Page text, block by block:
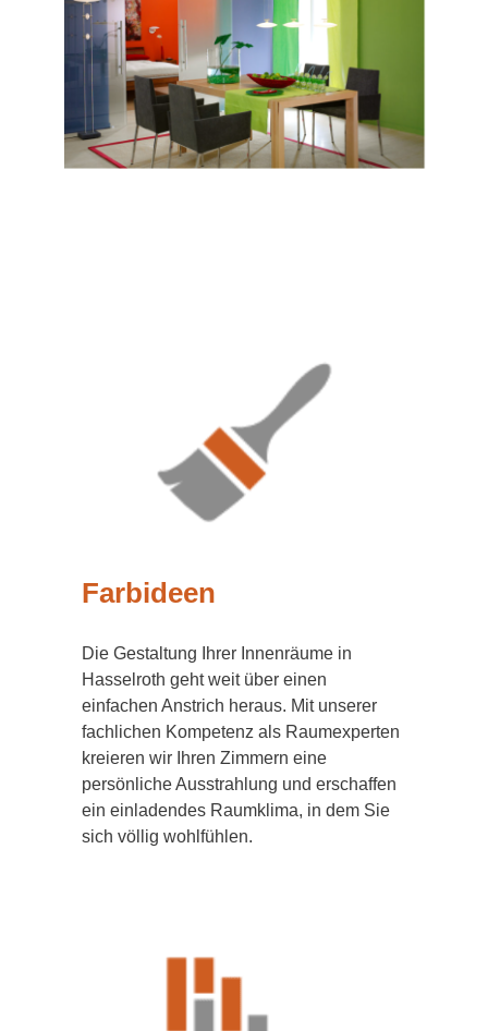
Farbideen
Die Gestaltung Ihrer Innenräume in
Hasselroth geht weit über einen
einfachen Anstrich heraus. Mit unserer
fachlichen Kompetenz als Raumexperten
kreieren wir Ihren Zimmern eine
persönliche Ausstrahlung und erschaffen
ein einladendes Raumklima, in dem Sie
sich völlig wohlfühlen.